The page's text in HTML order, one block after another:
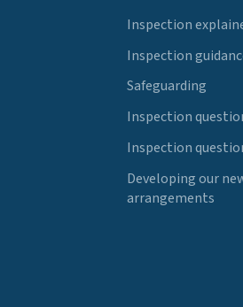
Inspection
Inspection
Safeguarding
Inspection
Inspection
Developing our
arrangements